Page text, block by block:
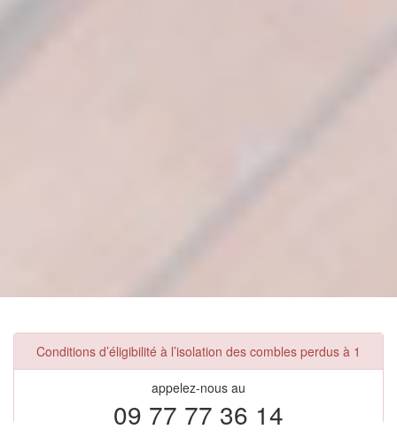
Conditions d’éligibilité à l’isolation des combles perdus à 1
appelez-nous au
09 77 77 36 14